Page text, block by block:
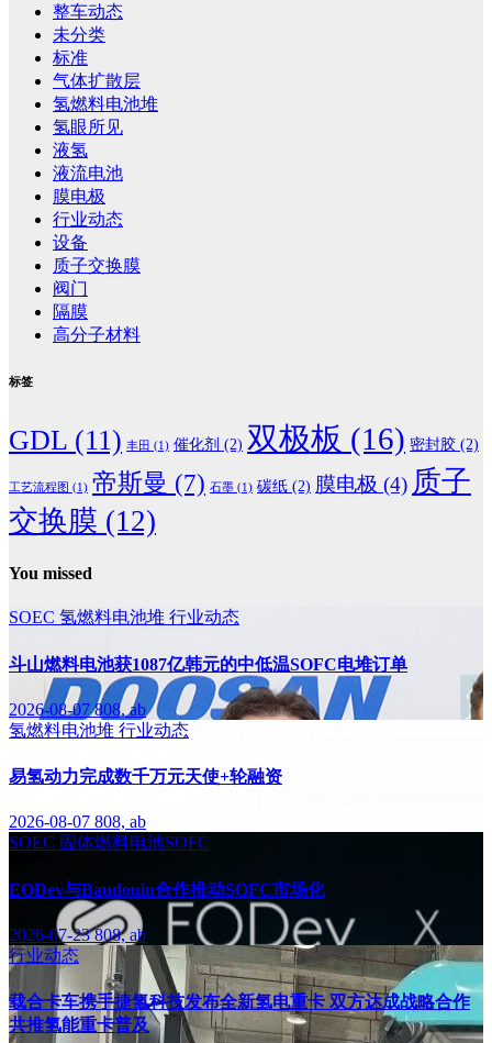
整车动态
未分类
标准
气体扩散层
氢燃料电池堆
氢眼所见
液氢
液流电池
膜电极
行业动态
设备
质子交换膜
阀门
隔膜
高分子材料
标签
GDL (11) 丰田 (1) 催化剂 (2) 双极板 (16) 密封胶 (2)
工艺流程图 (1) 帝斯曼 (7) 石墨 (1) 碳纸 (2) 膜电极 (4) 质子
交换膜 (12)
You missed
SOEC 氢燃料电池堆 行业动态
斗山燃料电池获1087亿韩元的中低温SOFC电堆订单
2026-08-07808, ab
氢燃料电池堆 行业动态
易氢动力完成数千万元天使+轮融资
2026-08-07 808, ab
SOEC 固体燃料电池SOFC
EODev与Baudouin合作推动SOFC市场化
2026-07-23808, ab
行业动态
载合卡车携手捷氢科技发布全新氢电重卡 双方达成战略合作
共推氢能重卡普及